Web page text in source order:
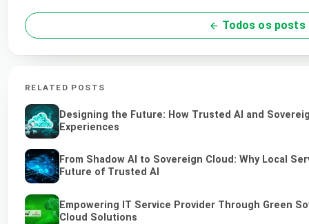
Todos os posts
RELATED POSTS
Designing the Future: How Trusted AI and
Experiences
From Shadow AI to Sovereign Cloud: Why Local
Future of Trusted AI
Empowering IT Service Provider Through Green
Cloud Solutions